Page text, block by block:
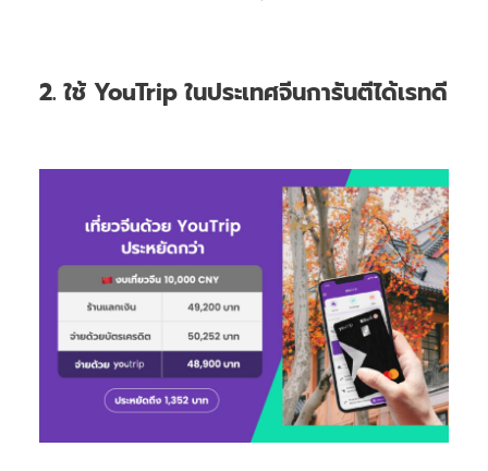
2. ใช้ YouTrip ในประเทศจีนการันตีได้เรทดี